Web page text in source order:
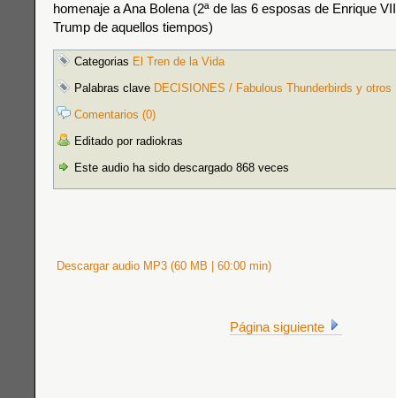
homenaje a Ana Bolena (2ª de las 6 esposas de Enrique
Trump de aquellos tiempos)
Categorias El Tren de la Vida
Palabras clave DECISIONES / Fabulous Thunderbirds y otros
Comentarios (0)
Editado por radiokras
Este audio ha sido descargado 868 veces
Descargar audio MP3 (60 MB | 60:00 min)
Página siguiente